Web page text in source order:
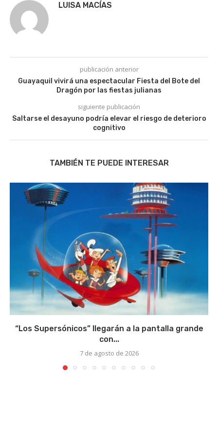
LUISA MACÍAS
publicación anterior
Guayaquil vivirá una espectacular Fiesta del Bote del
Dragón por las fiestas julianas
siguiente publicación
Saltarse el desayuno podría elevar el riesgo de deterioro
cognitivo
TAMBIÉN TE PUEDE INTERESAR
“Los Supersónicos” llegarán a la pantalla grande
con...
7 de agosto de 2026